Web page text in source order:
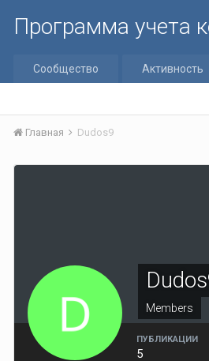
Программа учета
Сообщество Активность
Главная Dudos9
Members
ПУБЛИКАЦИИ
5